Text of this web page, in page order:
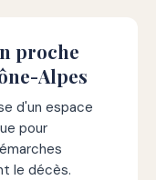
proche
Alpes
d'un espace
pour
le décès.